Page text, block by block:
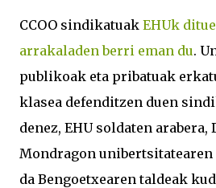
CCOO sindikatuak EHUk
arrakaladen berri eman du.
publikoak eta pribatuak
klasea defenditzen duen
denez, EHU soldaten arabera,
Mondragon
da Bengoetxearen taldeak